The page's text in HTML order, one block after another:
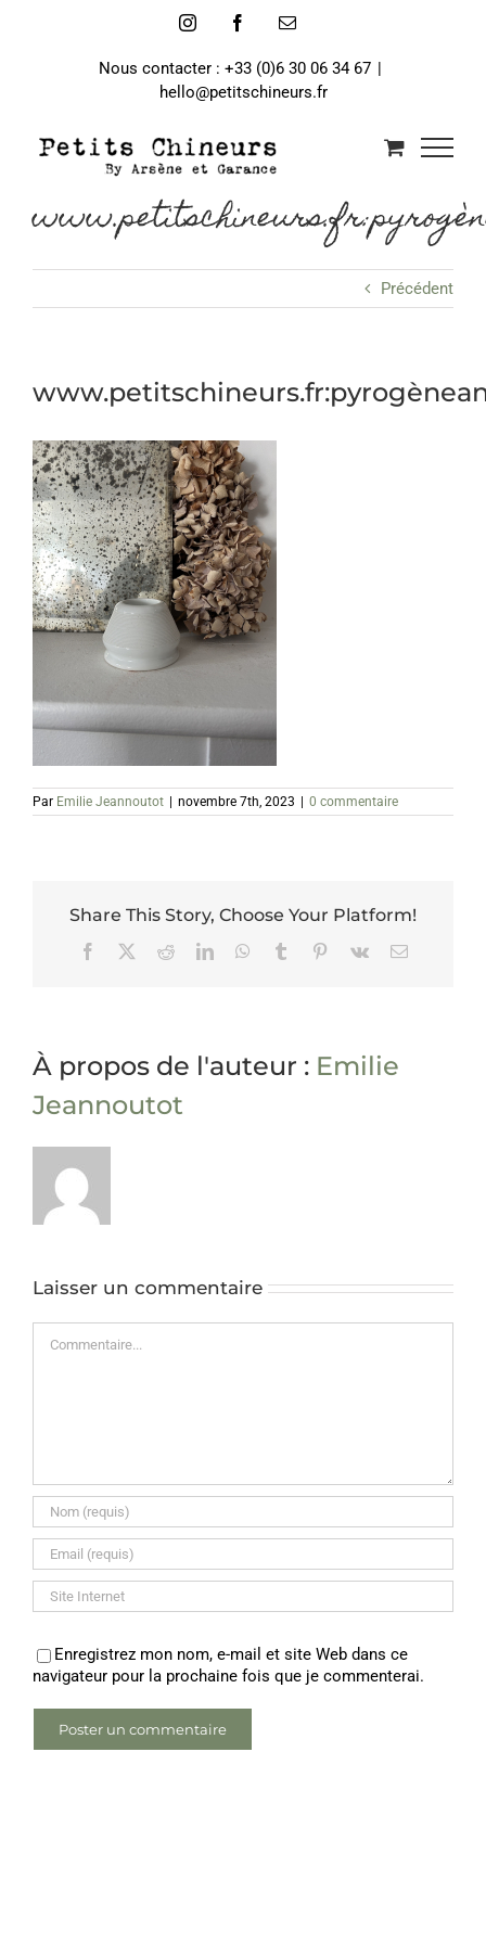
InstagramFacebookEmail
Nous contacter : +33 (0)6 30 06 34 67 |
hello@petitschineurs.fr
Précédent
Par Emilie Jeannoutot novembre 7th, 2023 0 commentaire
Share This Story, Choose Your Platform!
Facebook RedditLinkedInWhatsApp
Tumblr Pinterest
Vk Email
À propos de l'auteur : Emilie
Jeannoutot
Laisser un commentaire
Enregistrez mon nom, e-mail et site Web dans ce
navigateur pour la prochaine fois que je commenterai.